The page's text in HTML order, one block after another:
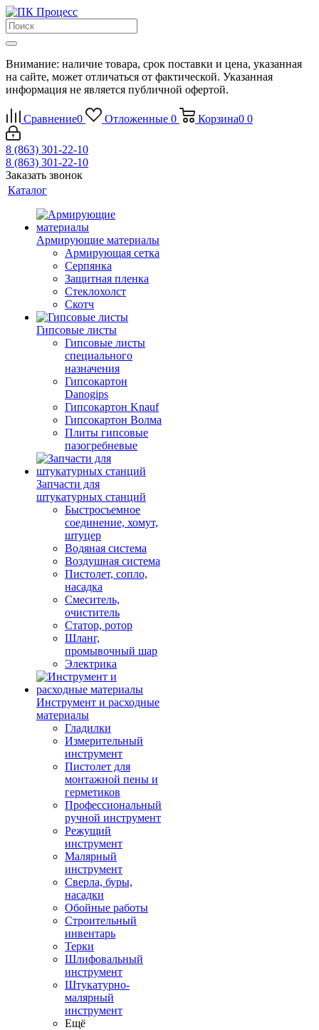
Внимание: наличие товара, срок поставки и цена, указанная
на сайте, может отличаться от фактической. Указанная
информация не является публичной офертой.
Сравнение0 Отложенные 0 Корзина0 0
8 (863) 301-22-10
8 (863) 301-22-10
Заказать звонок
Каталог
Армирующие материалы
Армирующая сетка
Серпянка
Защитная пленка
Стеклохолст
Скотч
Гипсовые листы
Гипсовые листы
специального
назначения
Гипсокартон
Danogips
Гипсокартон Knauf
Гипсокартон Волма
Плиты гипсовые
пазогребневые
Запчасти для
штукатурных станций
Быстросъемное
соединение, хомут,
штуцер
Водяная система
Воздушная система
Пистолет, сопло,
насадка
Смеситель,
очиститель
Статор, ротор
Шланг,
промывочный шар
Электрика
Инструмент и расходные
материалы
Гладилки
Измерительный
инструмент
Пистолет для
монтажной пены и
герметиков
Профессиональный
ручной инструмент
Режущий
инструмент
Малярный
инструмент
Сверла, буры,
насадки
Обойные работы
Строительный
инвентарь
Терки
Шлифовальный
инструмент
Штукатурно-
малярный
инструмент
Ещё